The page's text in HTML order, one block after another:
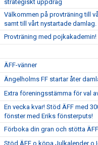
strategiskt uppdrag
Välkommen på provträning till
samt till vårt nystartade damlag.
Provträning med pojkakademin!
ÄFF-vänner
Ängelholms FF startar åter
Extra föreningsstämma för val
En vecka kvar! Stöd ÄFF med
fönster med Eriks fönsterputs!
Förboka din gran och stötta
Stöd ÄFF o köpa Julkalender o